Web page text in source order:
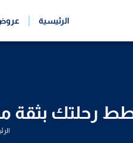
الرئيسية
رحلتك بثقة